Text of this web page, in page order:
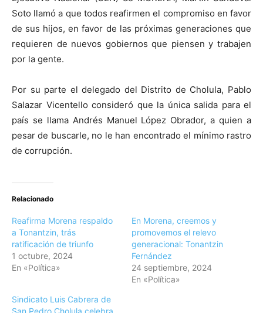
Soto llamó a que todos reafirmen el compromiso en favor
de sus hijos, en favor de las próximas generaciones que
requieren de nuevos gobiernos que piensen y trabajen
por la gente.
Por su parte el delegado del Distrito de Cholula, Pablo
Salazar Vicentello consideró que la única salida para el
país se llama Andrés Manuel López Obrador, a quien a
pesar de buscarle, no le han encontrado el mínimo rastro
de corrupción.
Relacionado
Reafirma Morena respaldo
a Tonantzin, trás
ratificación de triunfo
1 octubre, 2024
En «Política»
En Morena, creemos y
promovemos el relevo
generacional: Tonantzin
Fernández
24 septiembre, 2024
En «Política»
Sindicato Luis Cabrera de